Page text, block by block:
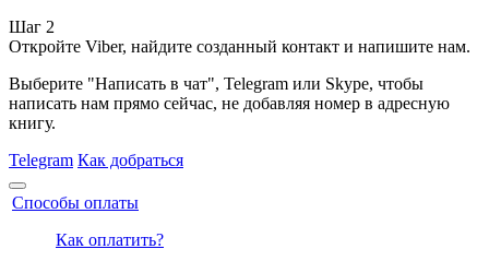
Шаг 2
Откройте Viber, найдите созданный контакт и напишите нам.
Выберите "Написать в чат", Telegram или Skype, чтобы
написать нам прямо сейчас, не добавляя номер в адресную
книгу.
Telegram Как добраться
Способы оплаты
Как оплатить?